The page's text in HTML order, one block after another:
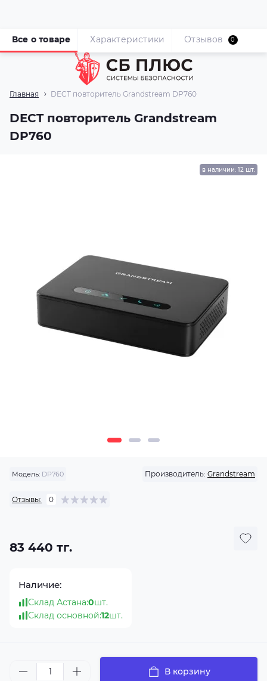
Главная DECT повторитель Grandstream DP760
DECT повторитель Grandstream
DP760
Все о товаре Характеристики Отзывов 0
в наличии: 12 шт.
Модель: DP760 Производитель: Grandstream
Отзывы: 0
83 440 тг.
Наличие:
Склад Астана:0шт.
Склад основной:12шт.
В корзину